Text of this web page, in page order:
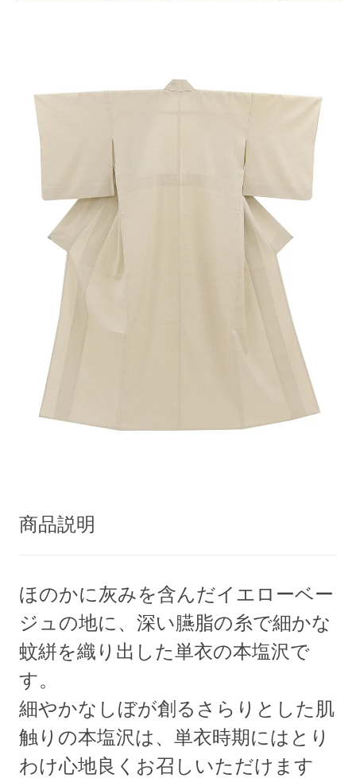
商品説明
ほのかに灰みを含んだイエローベー
ジュの地に、深い臙脂の糸で細かな
蚊絣を織り出した単衣の本塩沢で
す。
細やかなしぼが創るさらりとした肌
触りの本塩沢は、単衣時期にはとり
わけ心地良くお召しいただけます